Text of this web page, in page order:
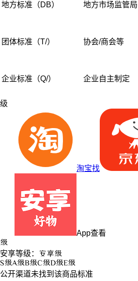
地方标准（DB） 地方市场监管局
团体标准（T/） 协会/商会等
企业标准（Q/） 企业自主制定
级
淘宝找
App查看
级
安享等级： 安享级
S级A级B级C级D级E级
公开渠道未找到该商品标准